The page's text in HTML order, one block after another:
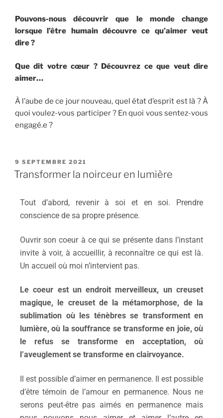
Pouvons-nous découvrir que le monde change
lorsque l’être humain découvre ce qu’aimer veut
dire ?
Que dit votre cœur ? Découvrez ce que veut dire
aimer…
À l’aube de ce jour nouveau, quel état d’esprit est là ? À
quoi voulez-vous participer ? En quoi vous sentez-vous
engagé.e ?
9 SEPTEMBRE 2021
Transformer la noirceur en lumière
Tout d’abord, revenir à soi et en soi. Prendre
conscience de sa propre présence.
Ouvrir son coeur à ce qui se présente dans l’instant
invite à voir, à accueillir, à reconnaître ce qui est là.
Un accueil où moi n’intervient pas.
Le coeur est un endroit merveilleux, un creuset
magique, le creuset de la métamorphose, de la
sublimation où les ténèbres se transforment en
lumière, où la souffrance se transforme en joie, où
le refus se transforme en acceptation, où
l’aveuglement se transforme en clairvoyance.
Il est possible d’aimer en permanence. Il est possible
d’être témoin de l’amour en permanence. Nous ne
serons peut-être pas aimés en permanence mais